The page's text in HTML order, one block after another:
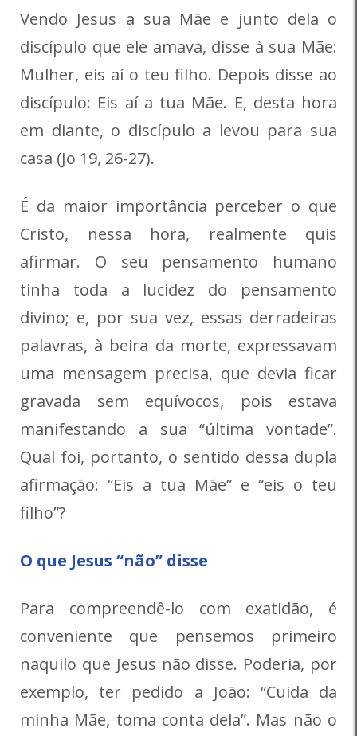
Vendo Jesus a sua Mãe e junto dela o
discípulo que ele amava, disse à sua Mãe:
Mulher, eis aí o teu filho. Depois disse ao
discípulo: Eis aí a tua Mãe. E, desta hora
em diante, o discípulo a levou para sua
casa (Jo 19, 26-27).
É da maior importância perceber o que
Cristo, nessa hora, realmente quis
afirmar. O seu pensamento humano
tinha toda a lucidez do pensamento
divino; e, por sua vez, essas derradeiras
palavras, à beira da morte, expressavam
uma mensagem precisa, que devia ficar
gravada sem equívocos, pois estava
manifestando a sua “última vontade”.
Qual foi, portanto, o sentido dessa dupla
afirmação: “Eis a tua Mãe” e “eis o teu
filho”?
O que Jesus “não” disse
Para compreendê-lo com exatidão, é
conveniente que pensemos primeiro
naquilo que Jesus não disse. Poderia, por
exemplo, ter pedido a João: “Cuida da
minha Mãe, toma conta dela”. Mas não o